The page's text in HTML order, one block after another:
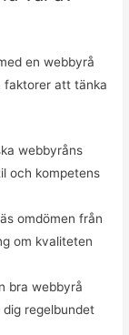
en webbyrå
faktorer att tänka
webbyråns
och kompetens
omdömen från
om kvaliteten
bra webbyrå
regelbundet